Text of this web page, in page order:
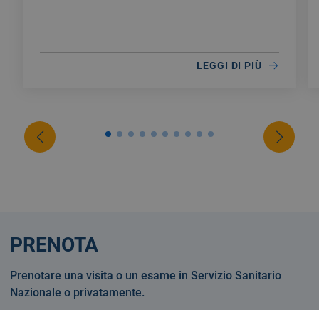
LEGGI DI PIÙ
PRENOTA
Prenotare una visita o un esame in Servizio Sanitario
Nazionale o privatamente.